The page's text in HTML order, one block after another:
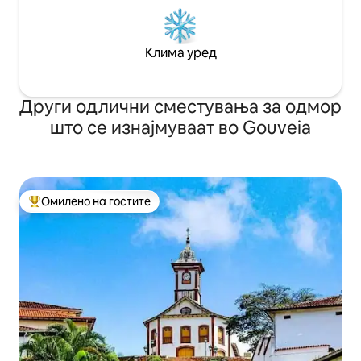
Клима уред
Други одлични сместувања за одмор
што се изнајмуваат во Gouveia
Меѓу најуспешните „Омилени на гостите“
Омилено на гостите